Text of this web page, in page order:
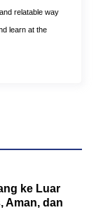
relatable way
learn at the
ke Luar
Aman, dan